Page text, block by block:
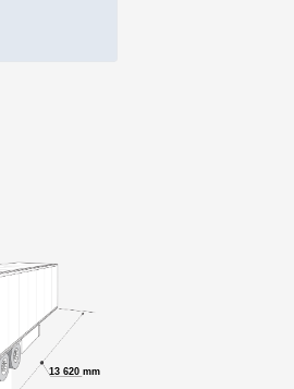
13 620 mm